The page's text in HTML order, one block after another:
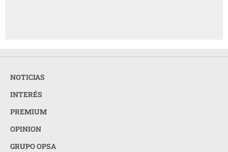
NOTICIAS
INTERÉS
PREMIUM
OPINION
GRUPO OPSA